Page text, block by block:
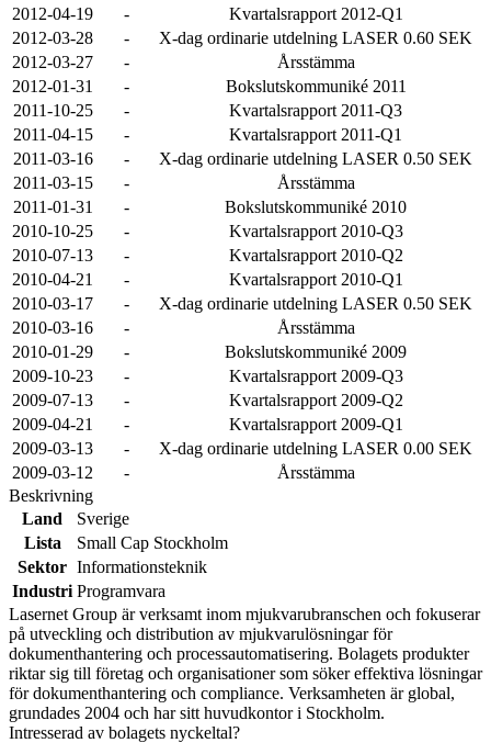
2012-04-19
-
Kvartalsrapport 2012-Q1
2012-03-28
-
X-dag ordinarie utdelning LASER 0.60 SEK
2012-03-27
-
Årsstämma
2012-01-31
-
Bokslutskommuniké 2011
2011-10-25
-
Kvartalsrapport 2011-Q3
2011-04-15
-
Kvartalsrapport 2011-Q1
2011-03-16
-
X-dag ordinarie utdelning LASER 0.50 SEK
2011-03-15
-
Årsstämma
2011-01-31
-
Bokslutskommuniké 2010
2010-10-25
-
Kvartalsrapport 2010-Q3
2010-07-13
-
Kvartalsrapport 2010-Q2
2010-04-21
-
Kvartalsrapport 2010-Q1
2010-03-17
-
X-dag ordinarie utdelning LASER 0.50 SEK
2010-03-16
-
Årsstämma
2010-01-29
-
Bokslutskommuniké 2009
2009-10-23
-
Kvartalsrapport 2009-Q3
2009-07-13
-
Kvartalsrapport 2009-Q2
2009-04-21
-
Kvartalsrapport 2009-Q1
2009-03-13
-
X-dag ordinarie utdelning LASER 0.00 SEK
2009-03-12
-
Årsstämma
Beskrivning
Land
Sverige
Lista
Small Cap Stockholm
Sektor Informationsteknik
Industri Programvara
Lasernet Group är verksamt inom mjukvarubranschen och fokuserar
på utveckling och distribution av mjukvarulösningar för
dokumenthantering och processautomatisering. Bolagets produkter
riktar sig till företag och organisationer som söker effektiva lösningar
för dokumenthantering och compliance. Verksamheten är global,
grundades 2004 och har sitt huvudkontor i Stockholm.
Intresserad av bolagets nyckeltal?